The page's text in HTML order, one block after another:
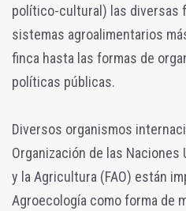
político-cultural) las diversas
sistemas agroalimentarios
finca hasta las formas de
políticas públicas.
Diversos organismos
Organización de las Naciones
y la Agricultura (FAO) están
Agroecología como forma de